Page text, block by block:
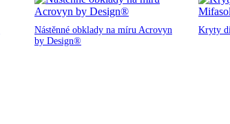
Nástěnné obklady na míru Acrovyn
by Design®
Kryty